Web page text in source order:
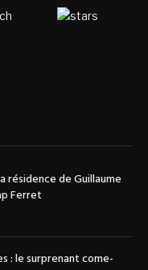
résidence de Guillaume
Ferret
: le surprenant come-